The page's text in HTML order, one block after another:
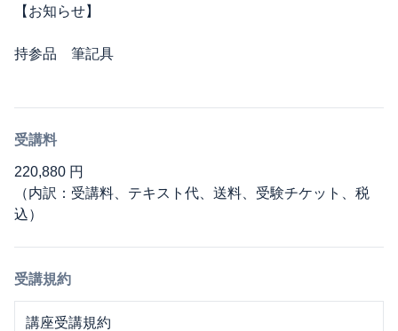
【お知らせ】
持参品 筆記具
受講料
220,880 円
（内訳：受講料、テキスト代、送料、受験チケット、税
込）
受講規約
講座受講規約